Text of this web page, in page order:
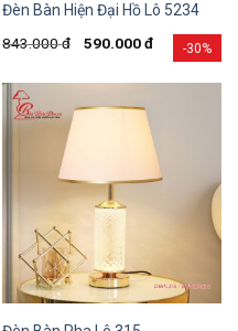
-30%
Đèn Bàn Hiện Đại Hồ Lô 5234
843.000đ 590.000đ